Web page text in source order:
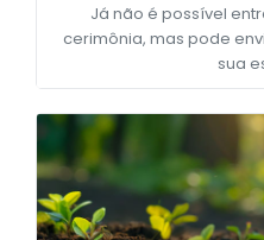
Já não é possível
cerimônia, mas pode
sua